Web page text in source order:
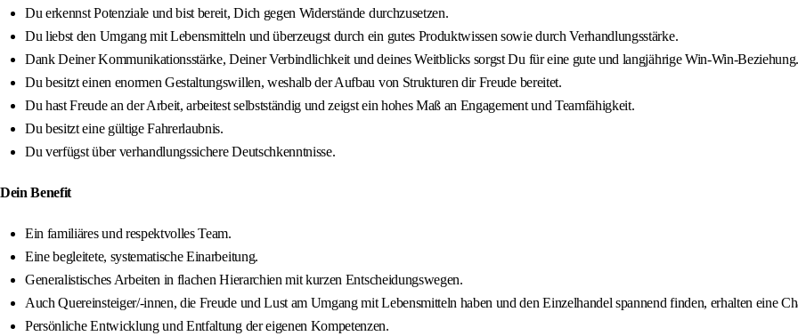
Du erkennst Potenziale und bist bereit, Dich gegen Widerstände durchzusetzen.
Du liebst den Umgang mit Lebensmitteln und überzeugst durch ein gutes Produktwissen sowie durch Verhandlungsstärke.
Dank Deiner Kommunikationsstärke, Deiner Verbindlichkeit und deines Weitblicks sorgst Du für eine gute und langjährige Win-Win-
Du besitzt einen enormen Gestaltungswillen, weshalb der Aufbau von Strukturen dir Freude bereitet.
Du hast Freude an der Arbeit, arbeitest selbstständig und zeigst ein hohes Maß an Engagement und Teamfähigkeit.
Du besitzt eine gültige Fahrerlaubnis.
Du verfügst über verhandlungssichere Deutschkenntnisse.
Dein Benefit
Ein familiäres und respektvolles Team.
Eine begleitete, systematische Einarbeitung.
Generalistisches Arbeiten in flachen Hierarchien mit kurzen Entscheidungswegen.
Auch Quereinsteiger/-innen, die Freude und Lust am Umgang mit Lebensmitteln haben und den Einzelhandel spannend finden, erhalten eine
Persönliche Entwicklung und Entfaltung der eigenen Kompetenzen.